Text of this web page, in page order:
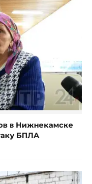
в Нижнекамске
БПЛА